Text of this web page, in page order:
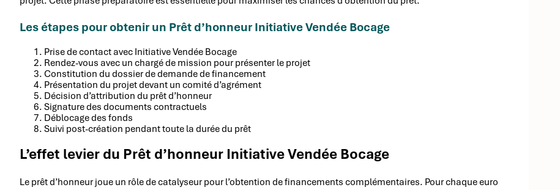
Les étapes pour obtenir un Prêt d’honneur Initiative Vendée Bocage
Prise de contact avec Initiative Vendée Bocage
Rendez-vous avec un chargé de mission pour présenter le projet
Constitution du dossier de demande de financement
Présentation du projet devant un comité d’agrément
Décision d’attribution du prêt d’honneur
Signature des documents contractuels
Déblocage des fonds
Suivi post-création pendant toute la durée du prêt
L’effet levier du Prêt d’honneur Initiative Vendée Bocage
Le prêt d’honneur joue un rôle de catalyseur pour l’obtention de financements complémentaires. Pour chaque euro